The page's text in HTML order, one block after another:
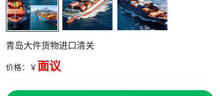
青岛大件货物进口清关
价格：￥ 面议